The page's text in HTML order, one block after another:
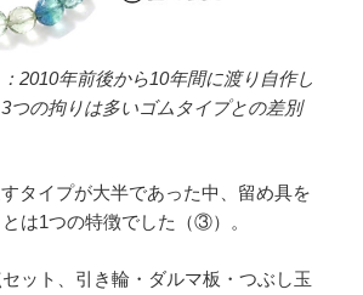
2010年前後から10年間に渡り自作し
つの拘りは多いゴムタイプとの差別
タイプが大半であった中、留め具を
は1つの特徴でした（③）。
ット、引き輪・ダルマ板・つぶし玉